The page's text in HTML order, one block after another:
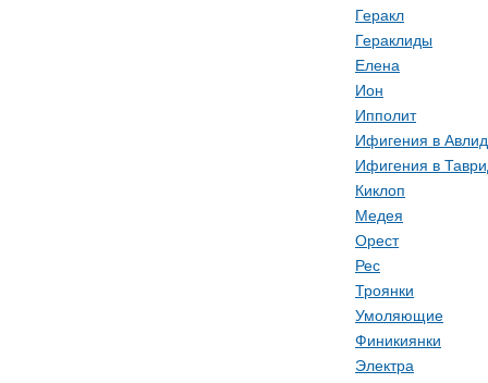
Геракл
Гераклиды
Елена
Ион
Ипполит
Ифигения в
Ифигения в
Киклоп
Медея
Орест
Рес
Троянки
Умоляющие
Финикиянки
Электра